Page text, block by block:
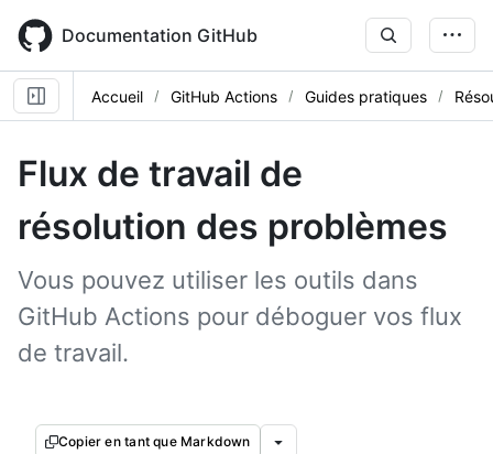
main
content
Documentation GitHub
Accueil GitHub Actions Guides pratiques
Flux de travail de
résolution des problèmes
Vous pouvez utiliser les outils dans
GitHub Actions pour déboguer vos flux
de travail.
Copier en tant que Markdown